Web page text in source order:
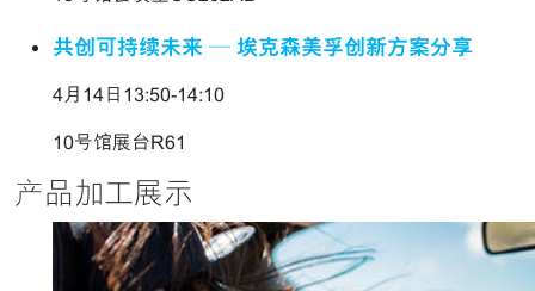
共创可持续未来 — 埃克森美孚创新方案分享
4月14日13:50-14:10
10号馆展台R61
产品加工展示